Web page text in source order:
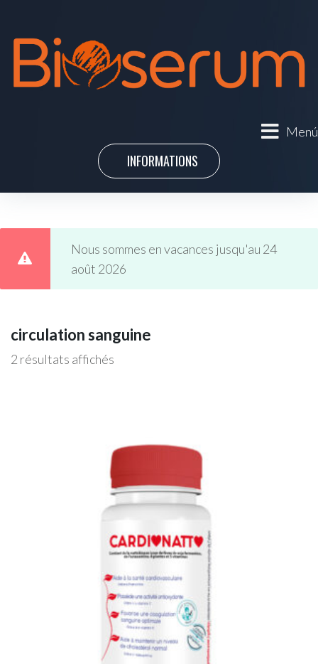
Menú
INFORMATIONS
Nous sommes en vacances jusqu'au 24
août 2026
circulation sanguine
2 résultats affichés